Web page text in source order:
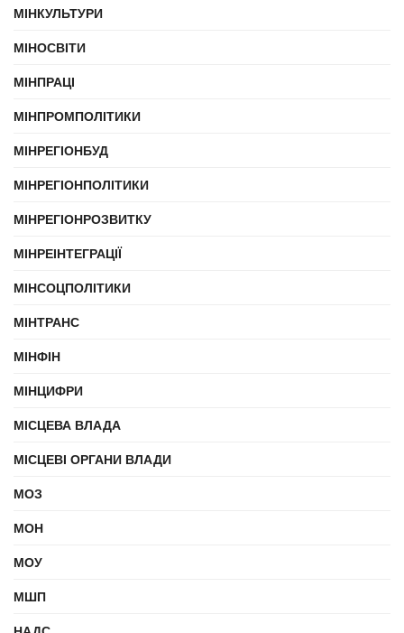
МІНКУЛЬТУРИ
МІНОСВІТИ
МІНПРАЦІ
МІНПРОМПОЛІТИКИ
МІНРЕГІОНБУД
МІНРЕГІОНПОЛІТИКИ
МІНРЕГІОНРОЗВИТКУ
МІНРЕІНТЕГРАЦІЇ
МІНСОЦПОЛІТИКИ
МІНТРАНС
МІНФІН
МІНЦИФРИ
МІСЦЕВА ВЛАДА
МІСЦЕВІ ОРГАНИ ВЛАДИ
МОЗ
МОН
МОУ
МШП